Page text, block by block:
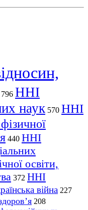
796 ННІ
наук 570 ННІ
440 ННІ
освіти,
372 ННІ
війна 227
208